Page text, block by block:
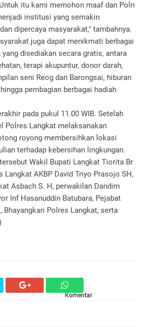
itu kami memohon maaf dan Polri
institusi yang semakin
dipercaya masyarakat," tambahnya.
juga dapat menikmati berbagai
yang disediakan secara gratis, antara
terapi akupuntur, donor darah,
seni Reog dan Barongsai, hiburan
pembagian berbagai hadiah
pada pukul 11.00 WIB. Setelah
Polres Langkat melaksanakan
royong membersihkan lokasi
terhadap kebersihan lingkungan.
Wakil Bupati Langkat Tiorita Br
Langkat AKBP David Triyo Prasojo SH,
Asbach S. H, perwakilan Dandim
Inf Hasanuddin Batubara, Pejabat
Bhayangkari Polres Langkat, serta
Komentar